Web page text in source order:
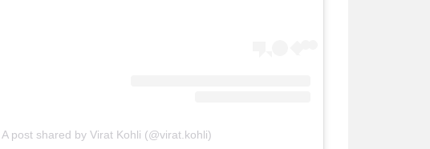
A post shared by Virat Kohli (@virat.kohli)